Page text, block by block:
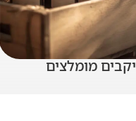
יקבים מומלצים